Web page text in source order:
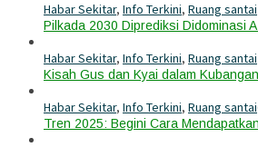
Habar Sekitar, Info Terkini, Ruang santai
Pilkada 2030 Diprediksi Didominasi
Habar Sekitar, Info Terkini, Ruang santai
Kisah Gus dan Kyai dalam
Habar Sekitar, Info Terkini, Ruang santai
Tren 2025: Begini Cara